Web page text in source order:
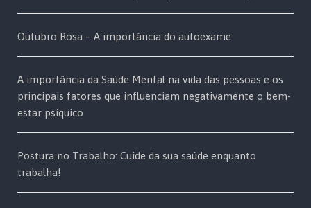
Outubro Rosa – A importância do autoexame
A importância da Saúde Mental na vida das pessoas e os
principais fatores que influenciam negativamente o bem-
estar psíquico
Postura no Trabalho: Cuide da sua saúde enquanto
trabalha!